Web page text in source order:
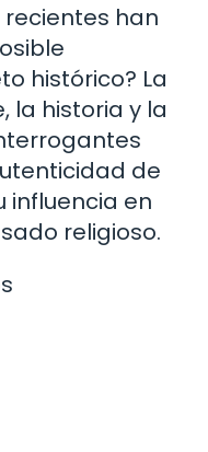
han
histórico? La
la historia y la
de
influencia en
religioso.